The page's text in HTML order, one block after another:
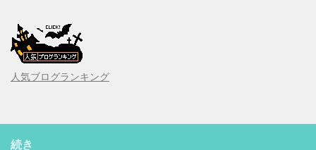
人気ブログランキング
続き